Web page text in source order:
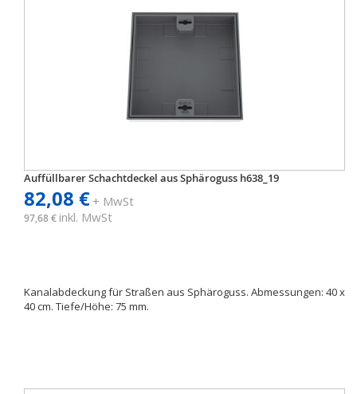
Auffüllbarer Schachtdeckel aus Sphäroguss h638_19
82,08 €+ MwSt
97,68 € inkl. MwSt
Kanalabdeckung für Straßen aus Sphäroguss. Abmessungen: 40 x
40 cm. Tiefe/Höhe: 75 mm.